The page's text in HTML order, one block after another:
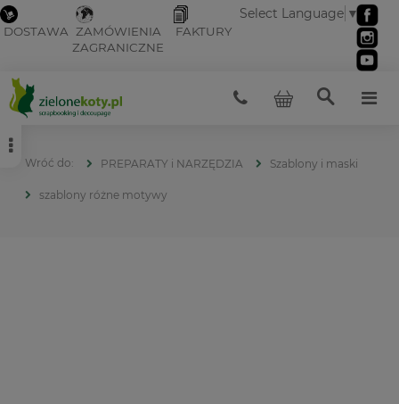
DOSTAWA ZAMÓWIENIA
ZAGRANICZNE
FAKTURY
Select Language ▼
PREPARATY i NARZĘDZIA Szablony i maski
szablony różne motywy